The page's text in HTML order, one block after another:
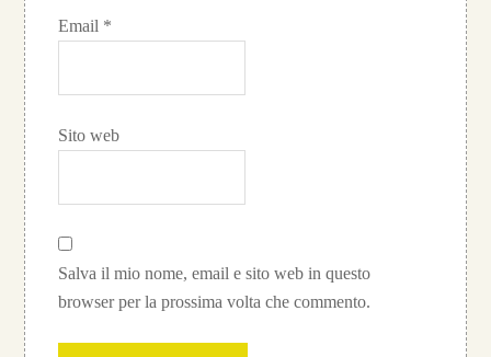
Email *
Sito web
Salva il mio nome, email e sito web in questo
browser per la prossima volta che commento.